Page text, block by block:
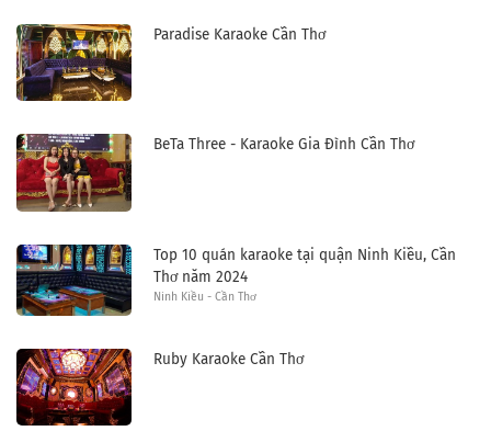
Paradise Karaoke Cần Thơ
BeTa Three - Karaoke Gia Đình Cần Thơ
Top 10 quán karaoke tại quận Ninh Kiều, Cần
Thơ năm 2024
Ninh Kiều - Cần Thơ
Ruby Karaoke Cần Thơ